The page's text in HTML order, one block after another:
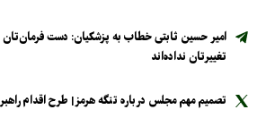
امیر حسین ثابتی خطاب به پزشکیان: دست فرمان‌تان
تغییرتان نداده‌اند
تصمیم مهم مجلس درباره تنگه هرمز| طرح اقدام